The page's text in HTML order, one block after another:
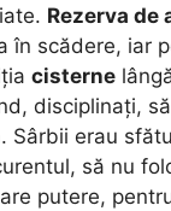
Rezerva de
în scădere, iar
cisterne
disciplinați,
Sârbii erau
să nu
putere,